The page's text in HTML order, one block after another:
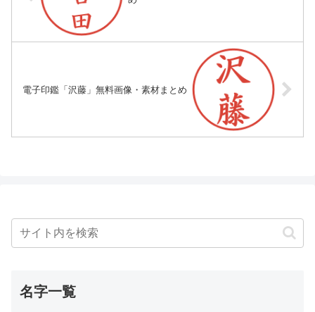
電子印鑑「沢藤」無料画像・素材まとめ
名字一覧